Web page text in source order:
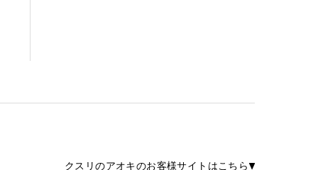
クスリのアオキのお客様サイトはこちら